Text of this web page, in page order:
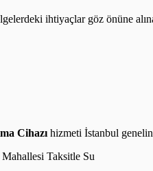
ihtiyaçlar göz önüne
Cihazı hizmeti İstanbul